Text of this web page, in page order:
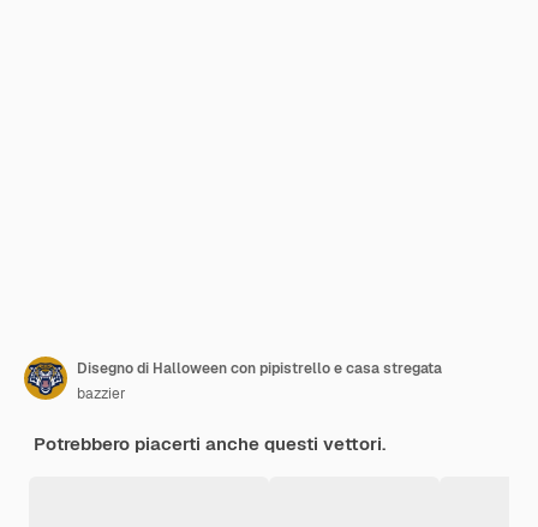
Disegno di Halloween con pipistrello e casa stregata
bazzier
Potrebbero piacerti anche questi vettori.